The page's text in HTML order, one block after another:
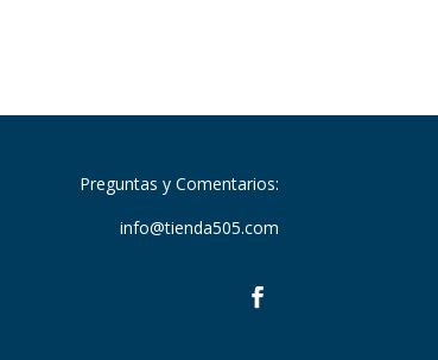
Preguntas y Comentarios:
info@tienda505.com